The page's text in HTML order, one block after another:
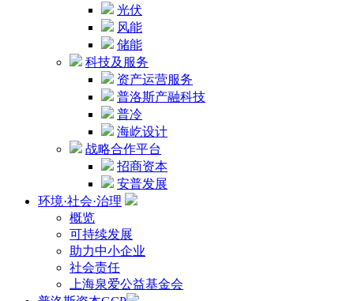
光伏
风能
储能
科技及服务
资产运营服务
普洛斯产融科技
普冷
海屹设计
战略合作平台
招商资本
安普发展
环境·社会·治理
概览
可持续发展
助力中小企业
社会责任
上海泉爱公益基金会